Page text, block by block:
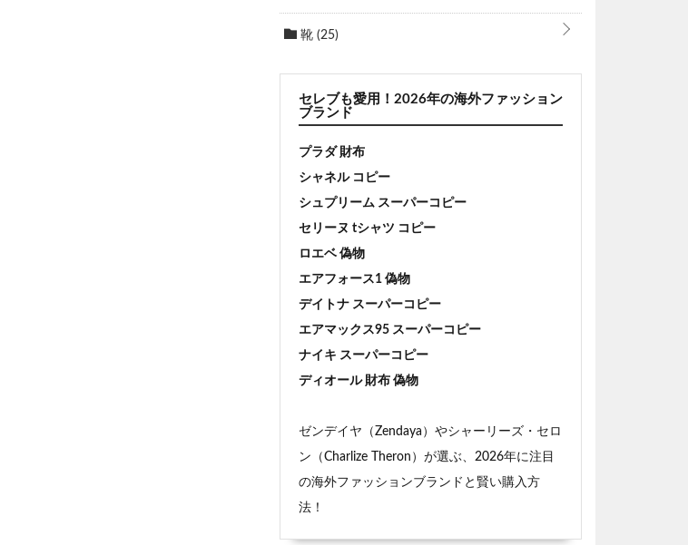
靴 (25)
セレブも愛用！2026年の海外ファッション
ブランド
プラダ 財布
シャネル コピー
シュプリーム スーパーコピー
セリーヌ tシャツ コピー
ロエベ 偽物
エアフォース1 偽物
デイトナ スーパーコピー
エアマックス95 スーパーコピー
ナイキ スーパーコピー
ディオール 財布 偽物
ゼンデイヤ（Zendaya）やシャーリーズ・セロ
ン（Charlize Theron）が選ぶ、2026年に注目
の海外ファッションブランドと賢い購入方
法！